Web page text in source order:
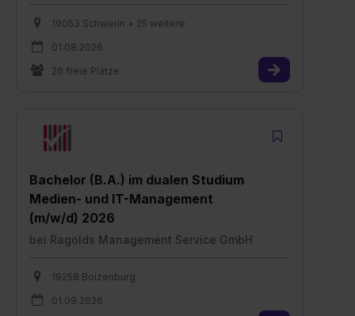
19053 Schwerin + 25 weitere
01.08.2026
26 freie Plätze
Bachelor (B.A.) im dualen Studium
Medien- und IT-Management
(m/w/d) 2026
bei Ragolds Management Service GmbH
19258 Boizenburg
01.09.2026